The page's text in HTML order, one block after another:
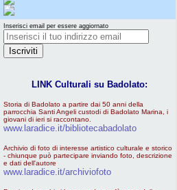
Inserisci email per essere aggiornato
LINK Culturali su Badolato:
Storia di Badolato a partire dai 50 anni della
parrocchia Santi Angeli custodi di Badolato Marina, i
giovani di ieri si raccontano.
www.laradice.it/bibliotecabadolato
Archivio di foto di interesse artistico culturale e storico
- chiunque può partecipare inviando foto, descrizione
e dati dell'autore
www.laradice.it/archiviofoto